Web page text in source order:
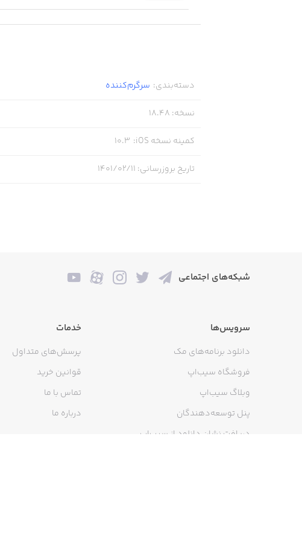
دسته‌بندی: سرگرم‌کننده
نسخه:
18.48
کمینه نسخه iOS :
10.3
تاریخ بروزرسانی: ۱۴۰۱/۰۲/۱۱
شبکه‌های اجتماعی
سرویس‌ها
دانلود برنامه‌های مک
فروشگاه سیب‌اپ
وبلاگ سیب‌اپ
پنل توسعه‌دهندگان
دریافت نشان دانلود از سیب‌اپ
خدمات
پرسش‌های متداول
قوانین خرید
تماس با ما
درباره ما